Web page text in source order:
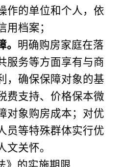
作的单位和个人，依
用档案；
。 明确购房家庭在落
服务等方面享有与商
，确保保障对象的基
费支持、价格保本微
对象购房成本；对优
员等特殊群体实行优
文关怀。